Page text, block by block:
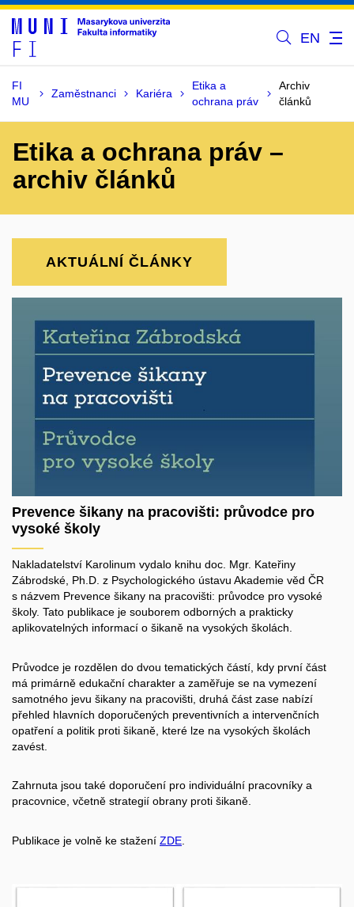
EN
FI
MU
Zaměstnanci Kariéra
Etika a
ochrana práv
Archiv
článků
Etika a ochrana práv –
archiv článků
AKTUÁLNÍ ČLÁNKY
Prevence šikany na pracovišti: průvodce pro
vysoké školy
Nakladatelství Karolinum vydalo knihu doc. Mgr. Kateřiny
Zábrodské, Ph.D. z Psychologického ústavu Akademie věd ČR
s názvem Prevence šikany na pracovišti: průvodce pro vysoké
školy. Tato publikace je souborem odborných a prakticky
aplikovatelných informací o šikaně na vysokých školách.
Průvodce je rozdělen do dvou tematických částí, kdy první část
má primárně edukační charakter a zaměřuje se na vymezení
samotného jevu šikany na pracovišti, druhá část zase nabízí
přehled hlavních doporučených preventivních a intervenčních
opatření a politik proti šikaně, které lze na vysokých školách
zavést.
Zahrnuta jsou také doporučení pro individuální pracovníky a
pracovnice, včetně strategií obrany proti šikaně.
Publikace je volně ke stažení ZDE